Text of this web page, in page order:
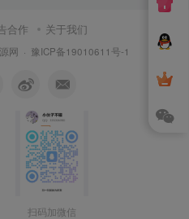
合作 关于我们
网 · 豫ICP备19010611号-1
扫码加微信